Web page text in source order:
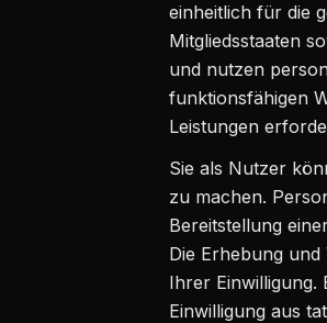
einheitlich für die
Mitgliedsstaaten
und nutzen
funktionsfähigen
Leistungen
Sie als Nutzer
zu machen.
Bereitstellung
Die Erhebung
Ihrer Einwilligung.
Einwilligung aus